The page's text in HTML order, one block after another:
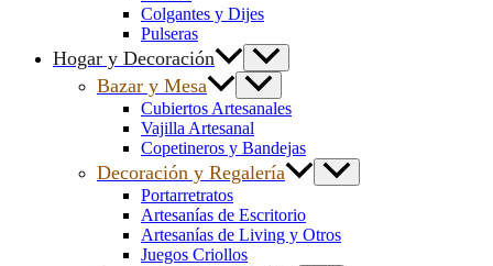
Colgantes y Dijes
Pulseras
Hogar y Decoración
Bazar y Mesa
Cubiertos Artesanales
Vajilla Artesanal
Copetineros y Bandejas
Decoración y Regalería
Portarretratos
Artesanías de Escritorio
Artesanías de Living y Otros
Juegos Criollos